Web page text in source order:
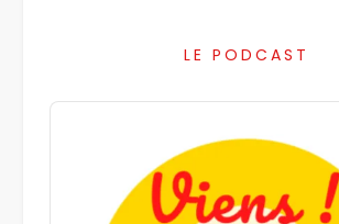
LE PODCAST
Audio